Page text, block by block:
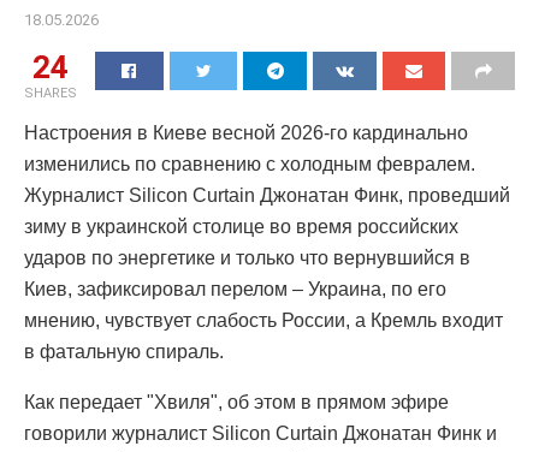
18.05.2026
24
SHARES
Настроения в Киеве весной 2026-го кардинально
изменились по сравнению с холодным февралем.
Журналист Silicon Curtain Джонатан Финк, проведший
зиму в украинской столице во время российских
ударов по энергетике и только что вернувшийся в
Киев, зафиксировал перелом – Украина, по его
мнению, чувствует слабость России, а Кремль входит
в фатальную спираль.
Как передает "Хвиля", об этом в прямом эфире
говорили журналист Silicon Curtain Джонатан Финк и